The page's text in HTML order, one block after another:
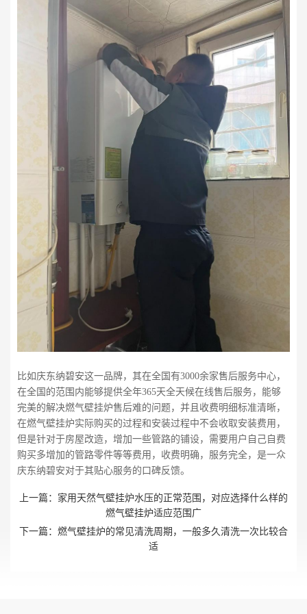
比如庆东纳碧安这一品牌，其在全国有3000余家售后服务中心，
在全国的范围内能够提供全年365天全天候在线售后服务，能够
完美的解决燃气壁挂炉售后难的问题，并且收费明细标准清晰，
在燃气壁挂炉实际购买的过程和安装过程中不会收取安装费用，
但是针对于房屋改造，增加一些管路的铺设，需要用户自己自费
购买多增加的管路零件等等费用，收费明确，服务完全，是一众
庆东纳碧安对于其贴心服务的口碑反馈。
上一篇： 家用天然气壁挂炉水压的正常范围，对应选择什么样的
燃气壁挂炉适应范围广
下一篇： 燃气壁挂炉的常见清洗周期，一般多久清洗一次比较合
适